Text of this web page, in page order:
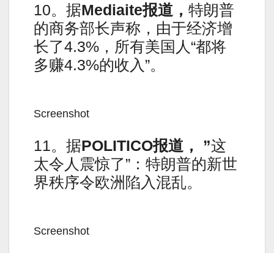
10。据Mediaite报道， 特朗普
的商务部长声称，由于经济增
长了4.3%，所有美国人“都将
多赚4.3%的收入”。
Screenshot
11。据POLITICO报道， ”这
太令人震惊了”：特朗普的新世
界秩序令欧洲陷入混乱。
Screenshot